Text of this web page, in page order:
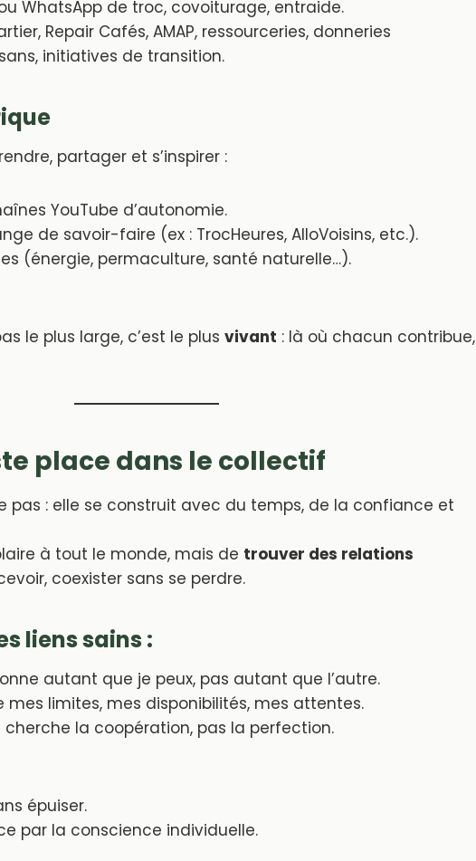
WhatsApp de troc, covoiturage, entraide.
Repair Cafés, AMAP, ressourceries, donneries
initiatives de transition.
partager et s’inspirer :
YouTube d’autonomie.
de savoir-faire (ex : TrocHeures, AlloVoisins, etc.).
(énergie, permaculture, santé naturelle…).
le plus large, c’est le plus vivant : là où chacun contribue,
place dans le collectif
pas : elle se construit avec du temps, de la confiance et
à tout le monde, mais de trouver des relations
coexister sans se perdre.
liens sains :
autant que je peux, pas autant que l’autre.
mes limites, mes disponibilités, mes attentes.
cherche la coopération, pas la perfection.
épuiser.
par la conscience individuelle.